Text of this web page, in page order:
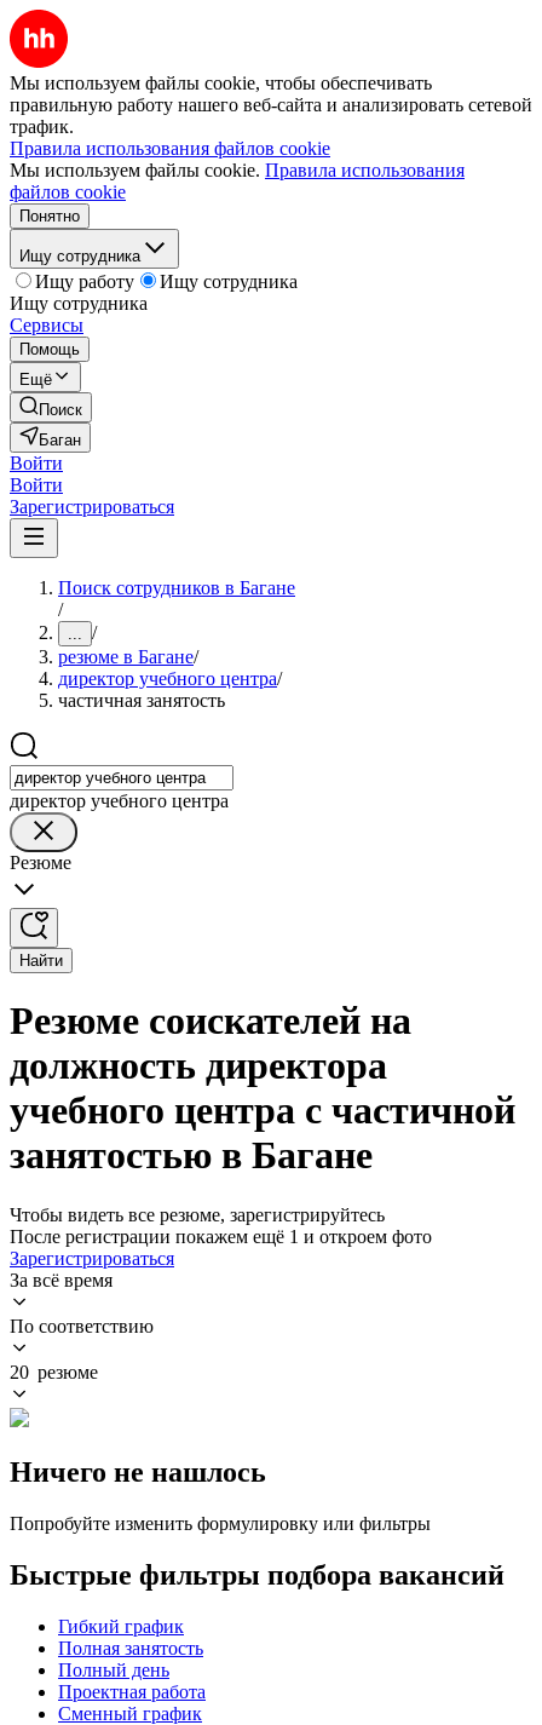
Мы используем файлы cookie, чтобы обеспечивать
правильную работу нашего веб-сайта и анализировать сетевой
трафик.
Правила использования файлов cookie
Мы используем файлы cookie. Правила использования
файлов cookie
Понятно
Ищу сотрудника
Ищу работу
Ищу сотрудника
Ищу сотрудника
Сервисы
Помощь
Ещё
Поиск
Баган
Войти
Войти
Зарегистрироваться
Поиск сотрудников в Багане
/
... /
резюме в Багане/
директор учебного центра/
частичная занятость
директор учебного центра
Резюме
Найти
Резюме соискателей на
должность директора
учебного центра с частичной
занятостью в Багане
Чтобы видеть все резюме, зарегистрируйтесь
После регистрации покажем ещё 1 и откроем фото
Зарегистрироваться
За всё время
По соответствию
20 резюме
Ничего не нашлось
Попробуйте изменить формулировку или фильтры
Быстрые фильтры подбора вакансий
Гибкий график
Полная занятость
Полный день
Проектная работа
Сменный график